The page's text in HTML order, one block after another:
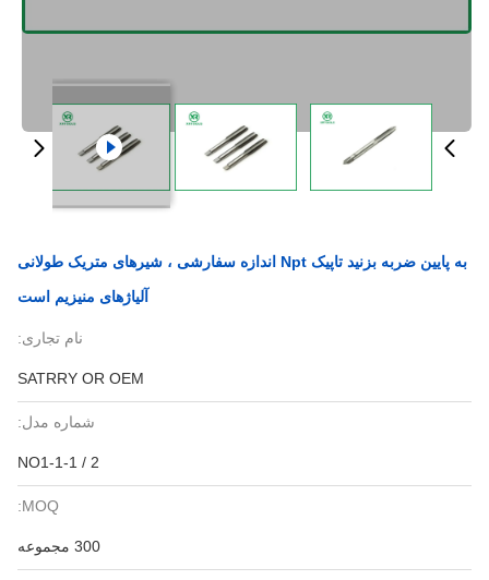
به پایین ضربه بزنید تاپیک Npt اندازه سفارشی ، شیرهای متریک طولانی
آلیاژهای منیزیم است
نام تجاری:
SATRRY OR OEM
شماره مدل:
NO1-1-1 / 2
MOQ:
300 مجموعه